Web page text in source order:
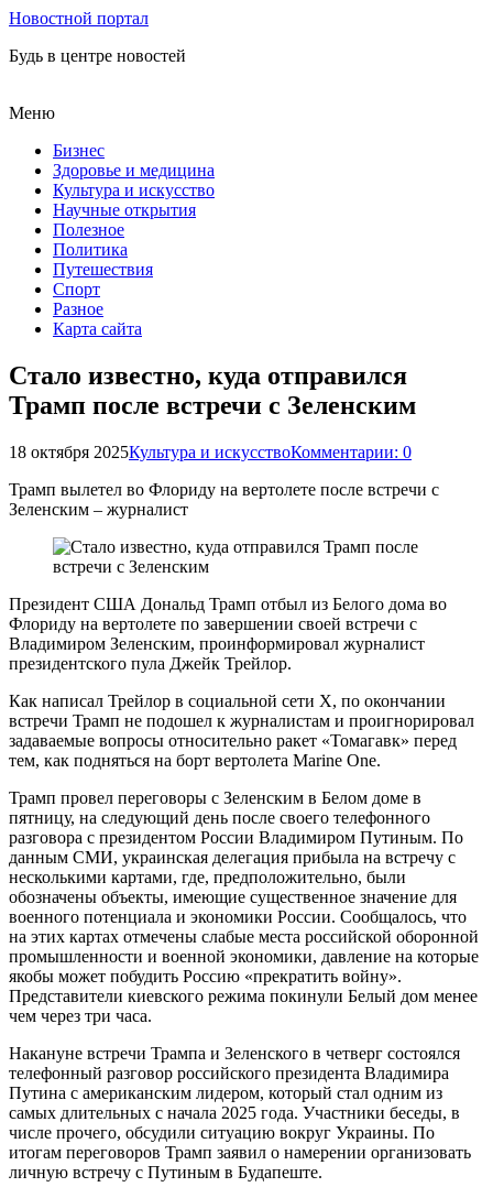
Новостной портал
Будь в центре новостей
Меню
Бизнес
Здоровье и медицина
Культура и искусство
Научные открытия
Полезное
Политика
Путешествия
Спорт
Разное
Карта сайта
Стало известно, куда отправился
Трамп после встречи с Зеленским
18 октября 2025Культура и искусствоКомментарии: 0
Трамп вылетел во Флориду на вертолете после встречи с
Зеленским – журналист
Президент США Дональд Трамп отбыл из Белого дома во
Флориду на вертолете по завершении своей встречи с
Владимиром Зеленским, проинформировал журналист
президентского пула Джейк Трейлор.
Как написал Трейлор в социальной сети X, по окончании
встречи Трамп не подошел к журналистам и проигнорировал
задаваемые вопросы относительно ракет «Томагавк» перед
тем, как подняться на борт вертолета Marine One.
Трамп провел переговоры с Зеленским в Белом доме в
пятницу, на следующий день после своего телефонного
разговора с президентом России Владимиром Путиным. По
данным СМИ, украинская делегация прибыла на встречу с
несколькими картами, где, предположительно, были
обозначены объекты, имеющие существенное значение для
военного потенциала и экономики России. Сообщалось, что
на этих картах отмечены слабые места российской оборонной
промышленности и военной экономики, давление на которые
якобы может побудить Россию «прекратить войну».
Представители киевского режима покинули Белый дом менее
чем через три часа.
Накануне встречи Трампа и Зеленского в четверг состоялся
телефонный разговор российского президента Владимира
Путина с американским лидером, который стал одним из
самых длительных с начала 2025 года. Участники беседы, в
числе прочего, обсудили ситуацию вокруг Украины. По
итогам переговоров Трамп заявил о намерении организовать
личную встречу с Путиным в Будапеште.